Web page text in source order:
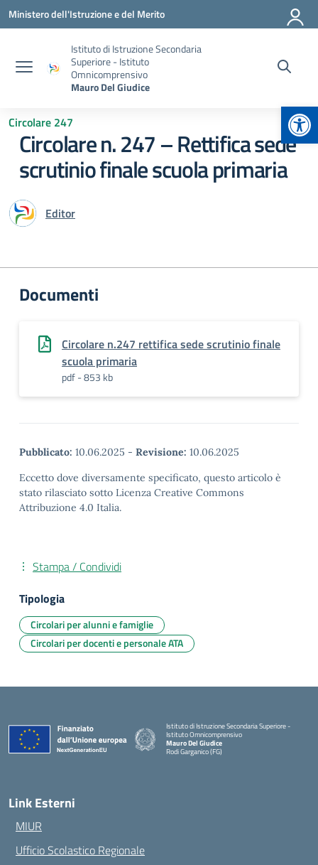
Vai ai contenuti
Vai al menu di navigazione
Vai al footer
Ministero dell'Istruzione e del Merito
Istituto di Istruzione Secondaria
Superiore - Istituto
Omnicomprensivo
Mauro Del Giudice
Circolare 247
Circolare n. 247 – Rettifica sede
scrutinio finale scuola primaria
Editor
Documenti
Circolare n.247 rettifica sede scrutinio finale
scuola primaria
pdf - 853 kb
Pubblicato: 10.06.2025 - Revisione: 10.06.2025
Eccetto dove diversamente specificato, questo articolo è
stato rilasciato sotto Licenza Creative Commons
Attribuzione 4.0 Italia.
Stampa / Condividi
Tipologia
Circolari per alunni e famiglie
Circolari per docenti e personale ATA
Istituto di Istruzione Secondaria Superiore -
Istituto Omnicomprensivo
Mauro Del Giudice
Rodi Garganico (FG)
— Visita la pagina iniziale della scuola
Link Esterni
MIUR
Ufficio Scolastico Regionale